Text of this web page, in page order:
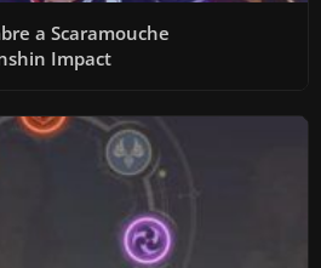
a Scaramouche
Impact